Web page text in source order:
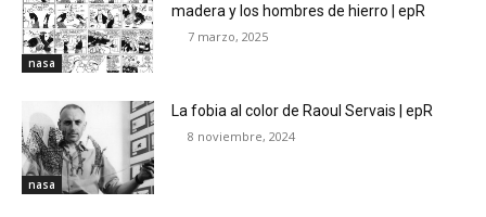
nasa
madera y los hombres de hierro | epR
7 marzo, 2025
nasa
La fobia al color de Raoul Servais | epR
8 noviembre, 2024